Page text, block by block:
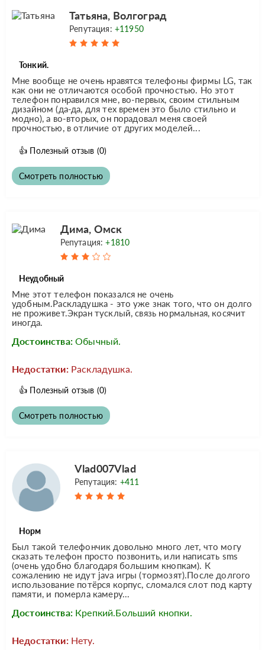
Татьяна, Волгоград
Репутация: +11950
Тонкий.
Мне вообще не очень нравятся телефоны фирмы LG, так
как они не отличаются особой прочностью. Но этот
телефон понравился мне, во-первых, своим стильным
дизайном (да-да, для тех времен это было стильно и
модно), а во-вторых, он порадовал меня своей
прочностью, в отличие от других моделей...
👍 Полезный отзыв (0)
Смотреть полностью
Дима, Омск
Репутация:+1810
Неудобный
Мне этот телефон показался не очень
удобным.Раскладушка - это уже знак того, что он долго
не проживет.Экран тусклый, связь нормальная, косячит
иногда.
Достоинства: Обычный.
Недостатки: Раскладушка.
👍 Полезный отзыв (0)
Смотреть полностью
Vlad007Vlad
Репутация: +411
Норм
Был такой телефончик довольно много лет, что могу
сказать телефон просто позвонить, или написать sms
(очень удобно благодаря большим кнопкам). К
сожалению не идут java игры (тормозят).После долгого
использование потёрся корпус, сломался слот под карту
памяти, и померла камеру...
Достоинства: Крепкий.Больший кнопки.
Недостатки: Нету.